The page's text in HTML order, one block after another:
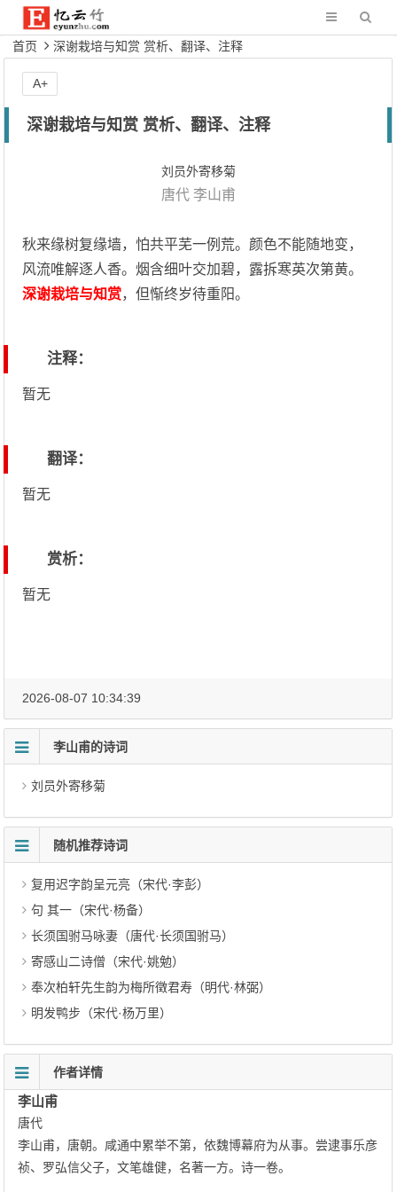
首页 深谢栽培与知赏 赏析、翻译、注释
深谢栽培与知赏 赏析、翻译、注释
刘员外寄移菊
唐代 李山甫
秋来缘树复缘墙，怕共平芜一例荒。颜色不能随地变，
风流唯解逐人香。烟含细叶交加碧，露拆寒英次第黄。
深谢栽培与知赏，但惭终岁待重阳。
注释：
暂无
翻译：
暂无
赏析：
暂无
A+
2026-08-07 10:34:39
李山甫的诗词
刘员外寄移菊
随机推荐诗词
复用迟字韵呈元亮（宋代·李彭）
句 其一（宋代·杨备）
长须国驸马咏妻（唐代·长须国驸马）
寄感山二诗僧（宋代·姚勉）
奉次柏轩先生韵为梅所徵君寿（明代·林弼）
明发鸭步（宋代·杨万里）
作者详情
李山甫
唐代
李山甫，唐朝。咸通中累举不第，依魏博幕府为从事。尝逮事乐彦
祯、罗弘信父子，文笔雄健，名著一方。诗一卷。